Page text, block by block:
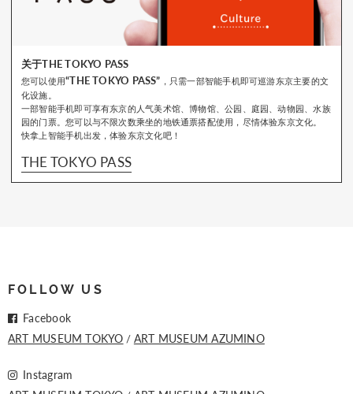
关于THE TOKYO PASS
您可以使用“THE TOKYO PASS” ，只需一部智能手机即可巡游东京主要的文
化设施。
一部智能手机即可享有东京的人气美术馆、博物馆、公园、庭园、动物园、水族
园的门票。您可以与不限次数乘坐的地铁通票搭配使用，尽情体验东京文化。
快拿上智能手机出发，体验东京文化吧！
THE TOKYO PASS
FOLLOW US
Facebook
ART MUSEUM TOKYO
ART MUSEUM AZUMINO
Instagram